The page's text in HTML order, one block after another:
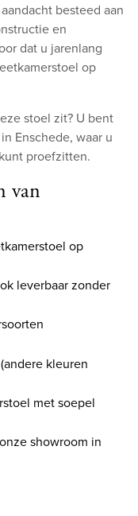
besteed aan
en
dat u jarenlang
op
stoel zit? U bent
Enschede, waar u
proefzitten.
van
op
leverbaar zonder
kleuren
met soepel
showroom in